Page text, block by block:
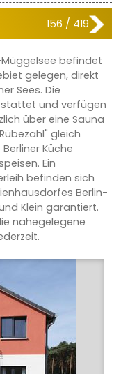
156 / 419
Müggelsee befindet
gelegen, direkt
Sees. Die
und verfügen
über eine Sauna
gleich
Küche
Ein
befinden sich
Berlin-
Klein garantiert.
nahegelegene